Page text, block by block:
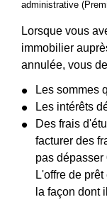
administrative
Lorsque vous
immobilier
annulée, vous
Les sommes
Les intérêts
Des frais
facturer des
pas dépasser
L'offre de
la façon dont